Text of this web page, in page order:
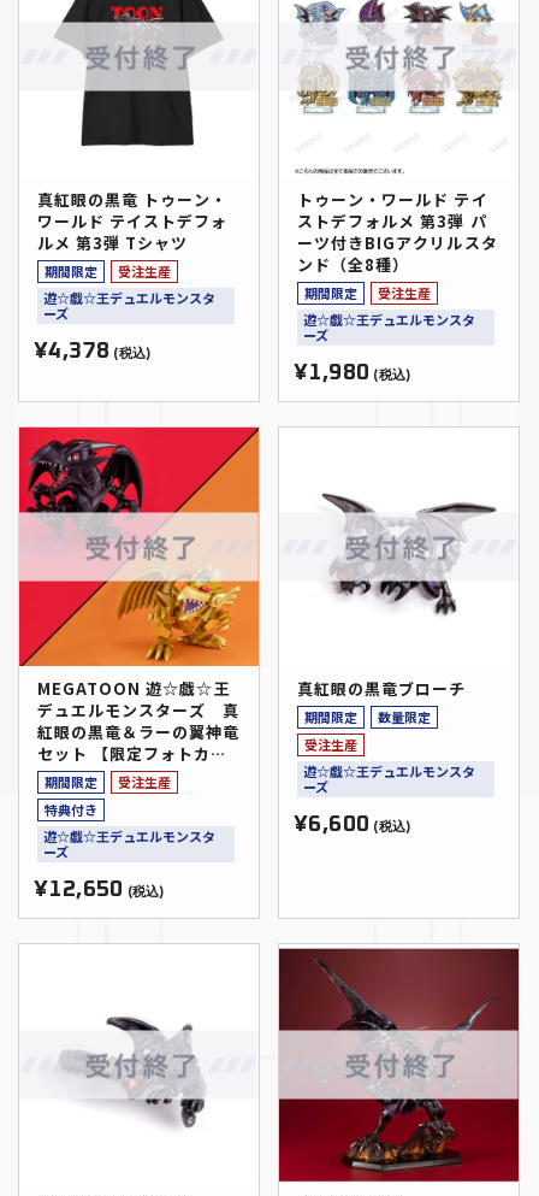
真紅眼の黒竜 トゥーン・
ワールド テイストデフォ
ルメ 第3弾 Tシャツ
期間限定
受注生産
遊☆戯☆王デュエルモンスタ
ーズ
¥4,378 (税込)
トゥーン・ワールド テイ
ストデフォルメ 第3弾 パ
ーツ付きBIGアクリルスタ
ンド（全8種）
期間限定
受注生産
遊☆戯☆王デュエルモンスタ
ーズ
¥1,980 (税込)
MEGATOON 遊☆戯☆王
デュエルモンスターズ 真
紅眼の黒竜＆ラーの翼神竜
セット 【限定フォトカー
ド付き】
期間限定
受注生産
特典付き
遊☆戯☆王デュエルモンスタ
ーズ
¥12,650 (税込)
真紅眼の黒竜ブローチ
期間限定
数量限定
受注生産
遊☆戯☆王デュエルモンスタ
ーズ
¥6,600 (税込)